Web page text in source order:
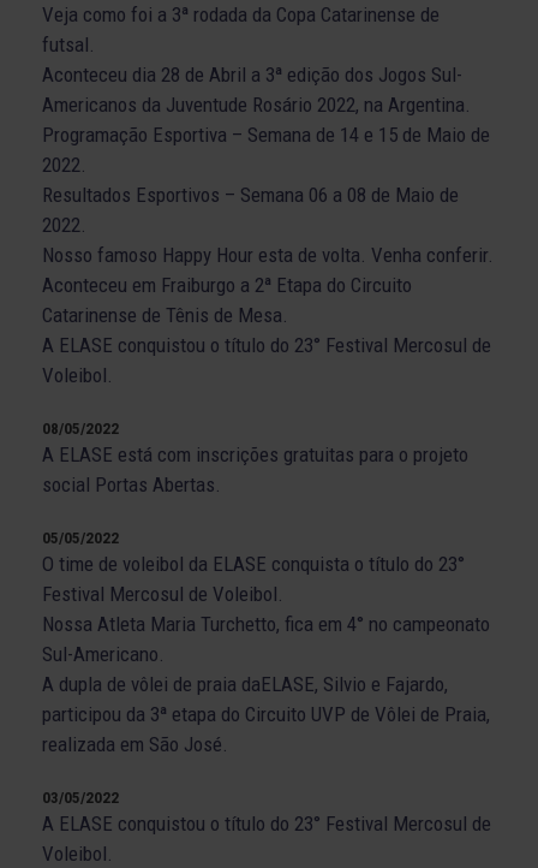
Veja como foi a 3ª rodada da Copa Catarinense de
futsal.
Aconteceu dia 28 de Abril a 3ª edição dos Jogos Sul-
Americanos da Juventude Rosário 2022, na Argentina.
Programação Esportiva – Semana de 14 e 15 de Maio de
2022.
Resultados Esportivos – Semana 06 a 08 de Maio de
2022.
Nosso famoso Happy Hour esta de volta. Venha conferir.
Aconteceu em Fraiburgo a 2ª Etapa do Circuito
Catarinense de Tênis de Mesa.
A ELASE conquistou o título do 23° Festival Mercosul de
Voleibol.
08/05/2022
A ELASE está com inscrições gratuitas para o projeto
social Portas Abertas.
05/05/2022
O time de voleibol da ELASE conquista o título do 23°
Festival Mercosul de Voleibol.
Nossa Atleta Maria Turchetto, fica em 4° no campeonato
Sul-Americano.
A dupla de vôlei de praia daELASE, Silvio e Fajardo,
participou da 3ª etapa do Circuito UVP de Vôlei de Praia,
realizada em São José.
03/05/2022
A ELASE conquistou o título do 23° Festival Mercosul de
Voleibol.